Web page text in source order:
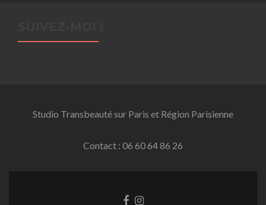
Studio Transbeauté sur Paris et Région Parisienne
Contact : 06 60 64 86 26
Facebook
Instagram